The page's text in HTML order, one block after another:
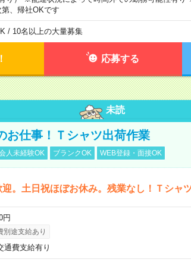
、帰社OKです
/ 10名以上の大量募集
応募する
未読
お仕事！Ｔシャツ出荷作業
人未経験OK ブランクOK WEB登録・面接OK
。土日祝ほぼお休み。残業なし！Ｔシャ
円
別途支給あり
通費支給有り